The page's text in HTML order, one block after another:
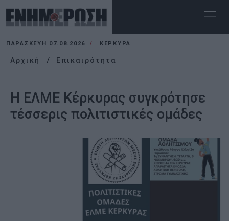
ΠΑΡΑΣΚΕΥΉ 07.08.2026 ΚΕΡΚΥΡΑ
Αρχική Επικαιρότητα
Η ΕΛΜΕ Κέρκυρας συγκρότησε
τέσσερις πολιτιστικές ομάδες